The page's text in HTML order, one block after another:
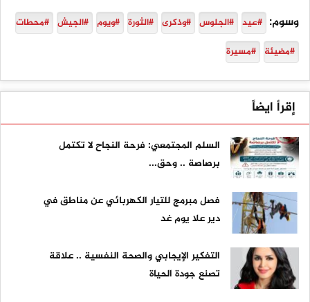
وسوم: #عيد #الجلوس #وذكرى #الثورة #ويوم #الجيش #محطات
#مضيئة #مسيرة
إقرأ ايضاً
السلم المجتمعي: فرحة النجاح لا تكتمل
برصاصة .. وحق...
فصل مبرمج للتيار الكهربائي عن مناطق في
دير علا يوم غد
التفكير الإيجابي والصحة النفسية .. علاقة
تصنع جودة الحياة